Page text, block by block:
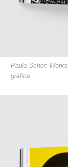
Paula Scher:
gráfica